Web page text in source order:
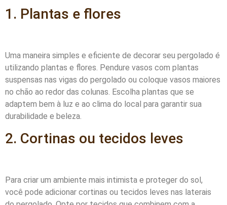
1. Plantas e flores
Uma maneira simples e eficiente de decorar seu pergolado é
utilizando plantas e flores. Pendure vasos com plantas
suspensas nas vigas do pergolado ou coloque vasos maiores
no chão ao redor das colunas. Escolha plantas que se
adaptem bem à luz e ao clima do local para garantir sua
durabilidade e beleza.
2. Cortinas ou tecidos leves
Para criar um ambiente mais intimista e proteger do sol,
você pode adicionar cortinas ou tecidos leves nas laterais